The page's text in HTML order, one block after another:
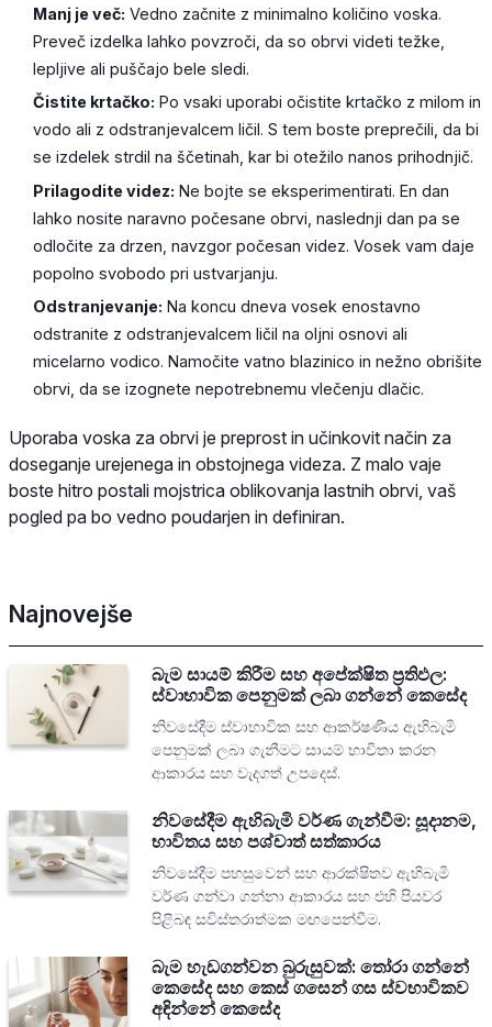
Manj je več: Vedno začnite z minimalno količino voska.
Preveč izdelka lahko povzroči, da so obrvi videti težke,
lepljive ali puščajo bele sledi.
Čistite krtačko: Po vsaki uporabi očistite krtačko z milom in
vodo ali z odstranjevalcem ličil. S tem boste preprečili, da bi
se izdelek strdil na ščetinah, kar bi otežilo nanos prihodnjič.
Prilagodite videz: Ne bojte se eksperimentirati. En dan
lahko nosite naravno počesane obrvi, naslednji dan pa se
odločite za drzen, navzgor počesan videz. Vosek vam daje
popolno svobodo pri ustvarjanju.
Odstranjevanje: Na koncu dneva vosek enostavno
odstranite z odstranjevalcem ličil na oljni osnovi ali
micelarno vodico. Namočite vatno blazinico in nežno obrišite
obrvi, da se izognete nepotrebnemu vlečenju dlačic.
Uporaba voska za obrvi je preprost in učinkovit način za
doseganje urejenega in obstojnega videza. Z malo vaje
boste hitro postali mojstrica oblikovanja lastnih obrvi, vaš
pogled pa bo vedno poudarjen in definiran.
Najnovejše
බැම සායම් කිරීම සහ අපේක්ෂිත ප්‍රතිඵල:
ස්වාභාවික පෙනුමක් ලබා ගන්නේ කෙසේද
නිවසේදීම ස්වාභාවික සහ ආකර්ෂණීය ඇහිබැමි
පෙනුමක් ලබා ගැනීමට සායම් භාවිතා කරන
ආකාරය සහ වැදගත් උපදෙස්.
නිවසේදීම ඇහිබැමි වර්ණ ගැන්වීම: සූදානම,
භාවිතය සහ පශ්චාත් සත්කාරය
නිවසේදීම පහසුවෙන් සහ ආරක්ෂිතව ඇහිබැමි
වර්ණ ගන්වා ගන්නා ආකාරය සහ එහි පියවර
පිළිබඳ සවිස්තරාත්මක මඟපෙන්වීම.
බැම හැඩගන්වන බුරුසුවක්: තෝරා ගන්නේ
කෙසේද සහ කෙස් ගසෙන් ගස ස්වභාවිකව
අඳින්නේ කෙසේද